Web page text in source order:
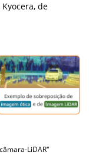
de
LiDAR"